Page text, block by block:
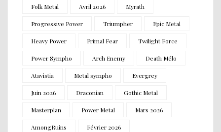
Folk Metal Avril 2026 Myrath
Progressive Power Triumpher Epic Metal
Heavy Power Primal Fear Twilight Force
Power Sympho Arch Enemy Death Mélo
Atavistia Metal sympho Evergrey
Juin 2026 Draconian Gothic Metal
Masterplan Power Metal Mars 2026
AmongRuins Février 2026